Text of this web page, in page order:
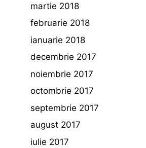
martie 2018
februarie 2018
ianuarie 2018
decembrie 2017
noiembrie 2017
octombrie 2017
septembrie 2017
august 2017
iulie 2017